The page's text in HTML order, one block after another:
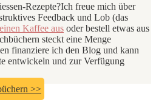
Rezepte?Ich freue mich über
Feedback und Lob (das
Kaffee aus oder bestell etwas aus
steckt eine Menge
finanziere ich den Blog und kann
entwickeln und zur Verfügung
>>